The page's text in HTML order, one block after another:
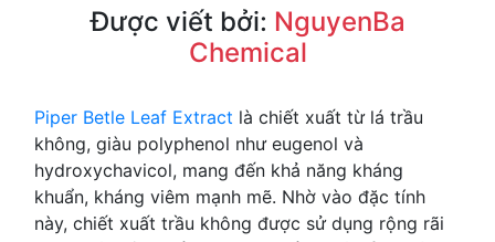
Được viết bởi: NguyenBa
Chemical
Piper Betle Leaf Extract là chiết xuất từ lá trầu
không, giàu polyphenol như eugenol và
hydroxychavicol, mang đến khả năng kháng
khuẩn, kháng viêm mạnh mẽ. Nhờ vào đặc tính
này, chiết xuất trầu không được sử dụng rộng rãi